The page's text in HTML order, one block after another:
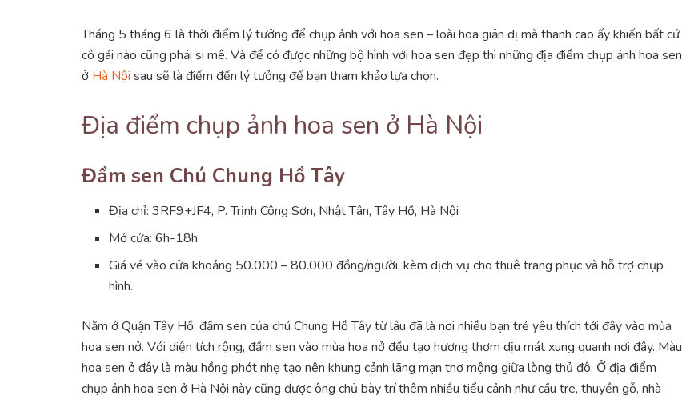
Tháng 5 tháng 6 là thời điểm lý tưởng để chụp ảnh với hoa sen – loài hoa giản dị mà thanh cao ấy khiến bất cứ
cô gái nào cũng phải si mê. Và để có được những bộ hình với hoa sen đẹp thì những địa điểm chụp ảnh hoa sen
ở Hà Nội sau sẽ là điểm đến lý tưởng để bạn tham khảo lựa chọn.
Địa điểm chụp ảnh hoa sen ở Hà Nội
Đầm sen Chú Chung Hồ Tây
Địa chỉ: 3RF9+JF4, P. Trịnh Công Sơn, Nhật Tân, Tây Hồ, Hà Nội
Mở cửa: 6h-18h
Giá vé vào cửa khoảng 50.000 – 80.000 đồng/người, kèm dịch vụ cho thuê trang phục và hỗ trợ chụp
hình.
Nằm ở Quận Tây Hồ, đầm sen của chú Chung Hồ Tây từ lâu đã là nơi nhiều bạn trẻ yêu thích tới đây vào mùa
hoa sen nở. Với diện tích rộng, đầm sen vào mùa hoa nở đều tạo hương thơm dịu mát xung quanh nơi đây. Màu
hoa sen ở đây là màu hồng phớt nhẹ tạo nên khung cảnh lãng mạn thơ mộng giữa lòng thủ đô. Ở địa điểm
chụp ảnh hoa sen ở Hà Nội này cũng được ông chủ bày trí thêm nhiều tiểu cảnh như cầu tre, thuyền gỗ, nhà